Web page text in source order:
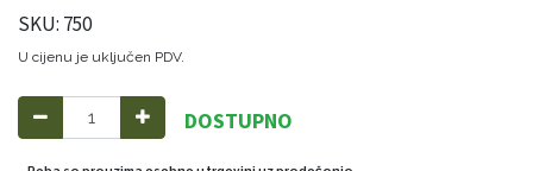
SKU: 750
U cijenu je uključen PDV.
DOSTUPNO